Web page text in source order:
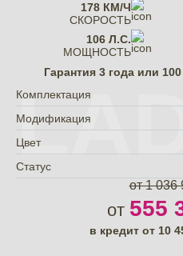
Гарантия 3 года или
Комплектация
Модификация
Цвет
Статус
от 1 036
от 555
в кредит от 10
178 КМ/Ч
СКОРОСТЬ
106 Л.С.
МОЩНОСТЬ